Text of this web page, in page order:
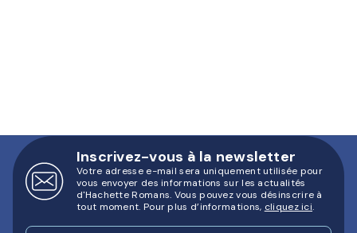
Inscrivez-vous à la newsletter
Votre adresse e-mail sera uniquement utilisée pour
vous envoyer des informations sur les actualités
d'Hachette Romans. Vous pouvez vous désinscrire à
tout moment. Pour plus d’informations, cliquez ici.